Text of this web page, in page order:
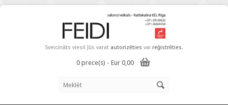
Sveicināts viesi! Jūs varat autorizēties vai reģistrēties.
0 prece(s) - Eur 0,00